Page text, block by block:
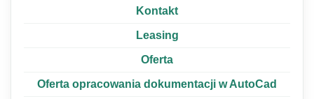
Kontakt
Leasing
Oferta
Oferta opracowania dokumentacji w AutoCad